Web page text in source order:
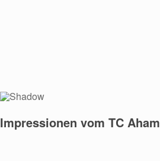
Impressionen vom TC Aham